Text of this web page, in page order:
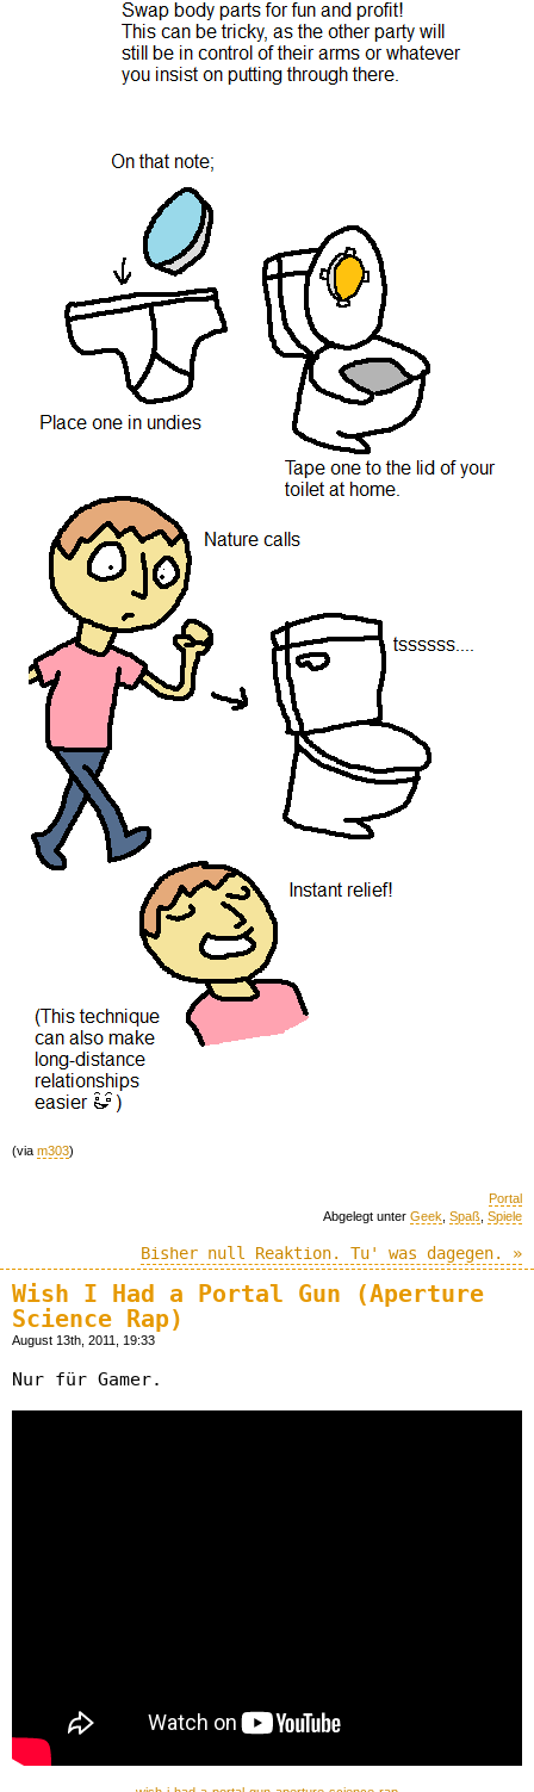
(via m303)
Portal
Abgelegt unter Geek Spaß Spiele
Bisher null Reaktion. Tu' was dagegen. »
Wish I Had a Portal Gun (Aperture
Science Rap)
August 13th, 2011, 19:33
Nur für Gamer.